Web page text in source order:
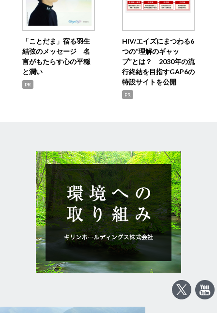
「ことだま」宿る羽生
結弦のメッセージ 名
言がもたらす心の平穏
と潤い
PR
HIV/エイズにまつわる6
つの“理解のギャッ
プ”とは？ 2030年の流
行終結を目指すGAP6の
特設サイトを公開
PR